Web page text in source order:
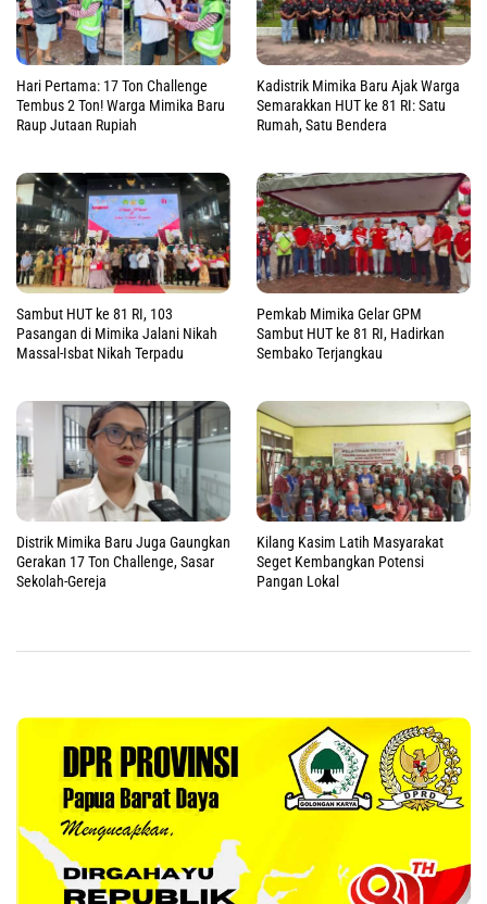
Hari Pertama: 17 Ton Challenge
Tembus 2 Ton! Warga Mimika Baru
Raup Jutaan Rupiah
Kadistrik Mimika Baru Ajak Warga
Semarakkan HUT ke 81 RI: Satu
Rumah, Satu Bendera
Sambut HUT ke 81 RI, 103
Pasangan di Mimika Jalani Nikah
Massal-Isbat Nikah Terpadu
Pemkab Mimika Gelar GPM
Sambut HUT ke 81 RI, Hadirkan
Sembako Terjangkau
Distrik Mimika Baru Juga Gaungkan
Gerakan 17 Ton Challenge, Sasar
Sekolah-Gereja
Kilang Kasim Latih Masyarakat
Seget Kembangkan Potensi
Pangan Lokal